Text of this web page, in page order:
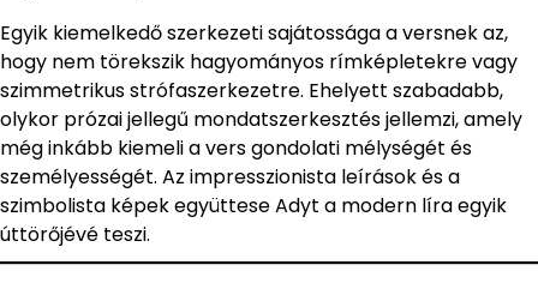
Egyik kiemelkedő szerkezeti sajátossága a versnek az,
hogy nem törekszik hagyományos rímképletekre vagy
szimmetrikus strófaszerkezetre. Ehelyett szabadabb,
olykor prózai jellegű mondatszerkesztés jellemzi, amely
még inkább kiemeli a vers gondolati mélységét és
személyességét. Az impresszionista leírások és a
szimbolista képek együttese Adyt a modern líra egyik
úttörőjévé teszi.